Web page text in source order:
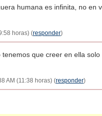
humana es infinita, no en
horas) (responder)
que creer en ella
AM (11:38 horas) (responder)